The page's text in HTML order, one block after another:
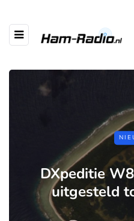
DXpeditie
uitgesteld